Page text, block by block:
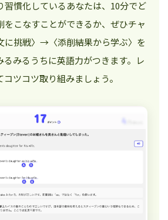
習慣化しているあなたは、10分でど
をこなすことができるか、ぜひチャ
に挑戦〉→〈添削結果から学ぶ〉を
るみるうちに英語力がつきます。レ
ツコツ取り組みましょう。